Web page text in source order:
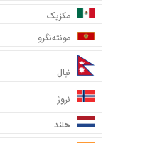
مکزیک
مونته‌نگرو
نپال
نروژ
هلند